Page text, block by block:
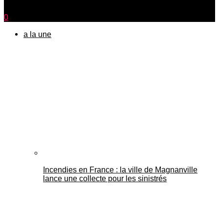
0
a la une
Incendies en France : la ville de Magnanville
lance une collecte pour les sinistrés